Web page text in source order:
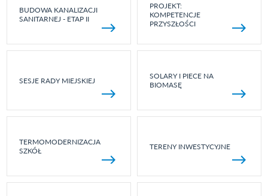
BUDOWA KANALIZACJI
SANITARNEJ - ETAP II
PROJEKT:
KOMPETENCJE
PRZYSZŁOŚCI
SESJE RADY MIEJSKIEJ
SOLARY I PIECE NA
BIOMASĘ
TERMOMODERNIZACJA
SZKÓŁ
TERENY INWESTYCYJNE